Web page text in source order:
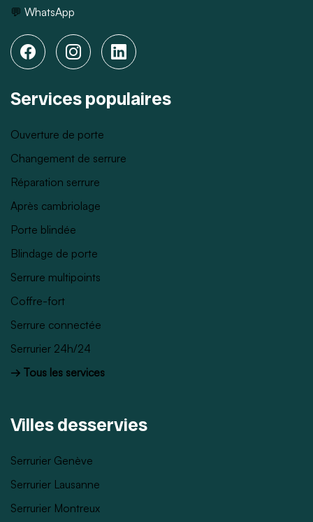
💬 WhatsApp
Services populaires
Ouverture de porte
Changement de serrure
Réparation serrure
Après cambriolage
Porte blindée
Blindage de porte
Serrure multipoints
Coffre-fort
Serrure connectée
Serrurier 24h/24
→ Tous les services
Villes desservies
Serrurier Genève
Serrurier Lausanne
Serrurier Montreux